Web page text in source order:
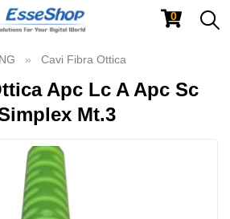
0
Cavi Fibra Ottica
Apc Lc A Apc Sc
Mt.3